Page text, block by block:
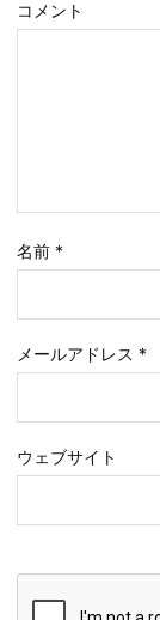
コメント
名前 *
メールアドレス *
ウェブサイト